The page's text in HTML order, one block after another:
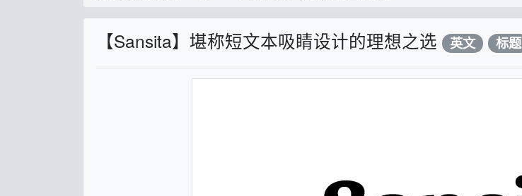
【Sansita】堪称短文本吸睛设计的理想之选 英文 标题